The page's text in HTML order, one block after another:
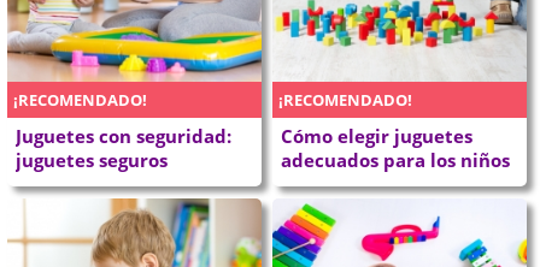
¡RECOMENDADO!
Juguetes con seguridad:
juguetes seguros
¡RECOMENDADO!
Cómo elegir juguetes
adecuados para los niños